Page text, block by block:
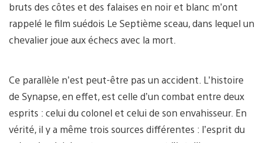
bruts des côtes et des falaises en noir et blanc m’ont
rappelé le film suédois Le Septième sceau, dans lequel un
chevalier joue aux échecs avec la mort.
Ce parallèle n’est peut-être pas un accident. L’histoire
de Synapse, en effet, est celle d’un combat entre deux
esprits : celui du colonel et celui de son envahisseur. En
vérité, il y a même trois sources différentes : l’esprit du